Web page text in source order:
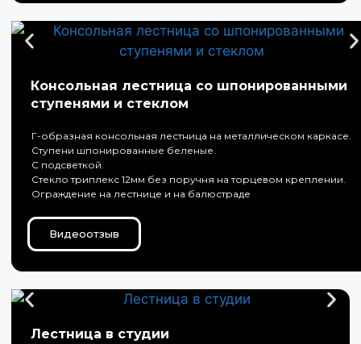
Консольная лестница со шпонированными
ступенями и стеклом
Г-образная консольная лестница на металлическом каркасе.
Ступени шпонированные беленые.
С подсветкой.
Стекло триплекс 12мм без поручня на торцевом креплении.
Ограждение на лестнице и на балюстраде
Видеоотзыв
Лестница в студии